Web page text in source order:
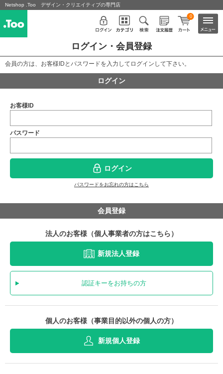
Netshop .Too デザイン・クリエイティブの専門店
0
ログイン・会員登録
会員の方は、お客様IDとパスワードを入力してログインして下さい。
ログイン
お客様ID
パスワード
ログイン
パスワードをお忘れの方はこちら
会員登録
法人のお客様（個人事業者の方はこちら）
新規法人登録
認証キーをお持ちの方
個人のお客様（事業目的以外の個人の方）
新規個人登録